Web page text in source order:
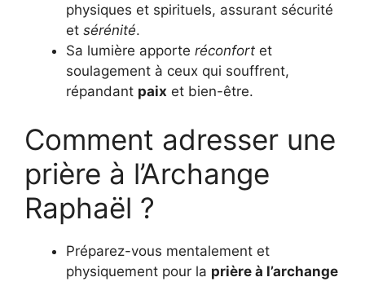
physiques et spirituels, assurant sécurité
et sérénité.
Sa lumière apporte réconfort et
soulagement à ceux qui souffrent,
répandant paix et bien-être.
Comment adresser une
prière à l’Archange
Raphaël ?
Préparez-vous mentalement et
physiquement pour la prière à l’archange